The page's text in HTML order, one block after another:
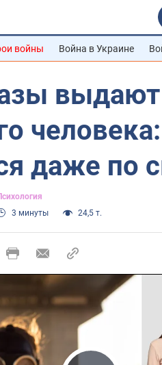
войны Война в Украине
выдают
даже по
3 минуты 24,5 т.